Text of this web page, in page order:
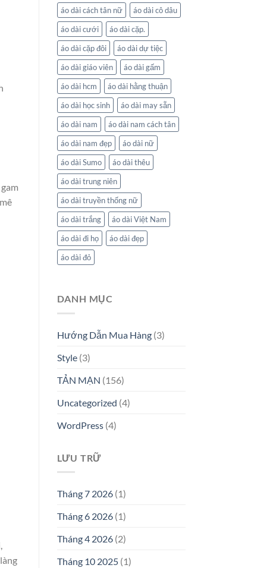
áo dài cách tân nữ
áo dài cô dâu
áo dài cưới
áo dài cặp.
áo dài cặp đôi
áo dài dự tiệc
áo dài giáo viên
áo dài gấm
áo dài hcm
áo dài hằng thuận
áo dài học sinh
áo dài may sẵn
áo dài nam
áo dài nam cách tân
áo dài nam đẹp
áo dài nữ
áo dài Sumo
áo dài thêu
áo dài trung niên
áo dài truyền thống nữ
áo dài trắng
áo dài Việt Nam
áo dài đi họ
áo dài đẹp
áo dài đỏ
DANH MỤC
Hướng Dẫn Mua Hàng(3)
Style(3)
TẢN MẠN (156)
Uncategorized (4)
WordPress(4)
LƯU TRỮ
Tháng 7 2026(1)
Tháng 6 2026(1)
Tháng 4 2026(2)
Tháng 10 2025(1)